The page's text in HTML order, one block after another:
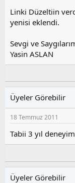
Linki Düzeltiin
yenisi eklendi.
Sevgi ve
Yasin ASLAN
Üyeler Görebilir
18 Temmuz 2011
Tabii 3 yıl
Üyeler Görebilir